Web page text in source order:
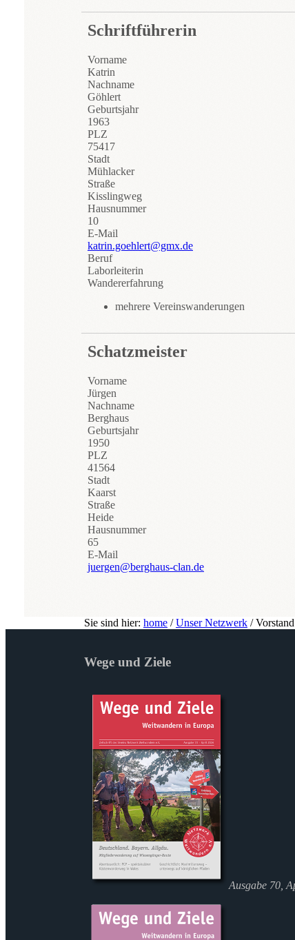
Schriftführerin
Vorname
Katrin
Nachname
Göhlert
Geburtsjahr
1963
PLZ
75417
Stadt
Mühlacker
Straße
Kisslingweg
Hausnummer
10
E-Mail
katrin.goehlert@gmx.de
Beruf
Laborleiterin
Wandererfahrung
mehrere Vereinswanderungen
Schatzmeister
Vorname
Jürgen
Nachname
Berghaus
Geburtsjahr
1950
PLZ
41564
Stadt
Kaarst
Straße
Heide
Hausnummer
65
E-Mail
juergen@berghaus-clan.de
Sie sind hier: home /Unser Netzwerk /Vorstand
Wege und Ziele
Ausgabe 70,